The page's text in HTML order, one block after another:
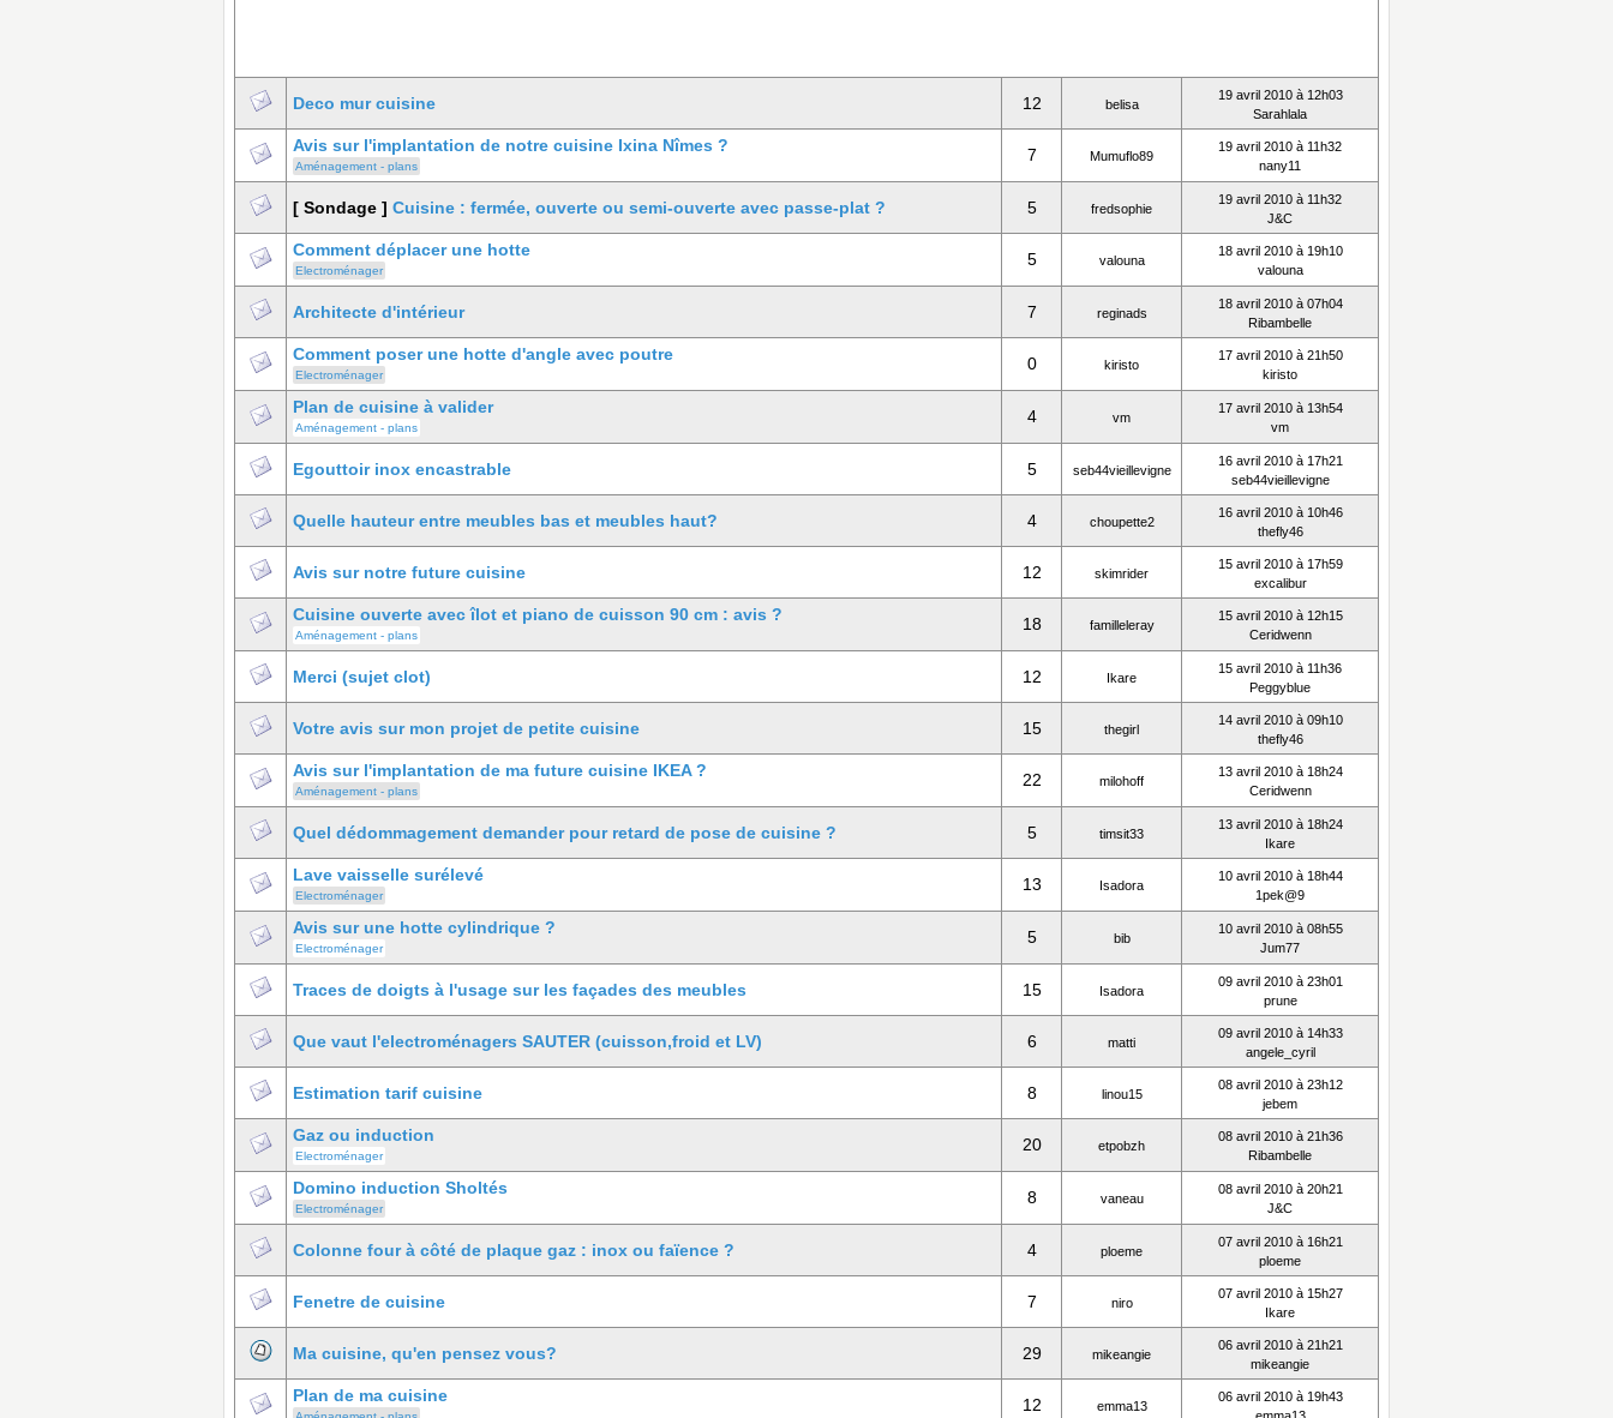
Deco mur cuisine 12 belisa
19 avril 2010 à 12h03
Sarahlala
Avis sur l'implantation de notre cuisine Ixina Nîmes ?
Aménagement - plans
7 Mumuflo89
19 avril 2010 à 11h32
nany11
[ Sondage ] Cuisine : fermée, ouverte ou semi-ouverte avec passe-plat ? 5 fredsophie
19 avril 2010 à 11h32
J&C
Comment déplacer une hotte
Electroménager
5 valouna
18 avril 2010 à 19h10
valouna
Architecte d'intérieur 7 reginads
18 avril 2010 à 07h04
Ribambelle
Comment poser une hotte d'angle avec poutre
Electroménager
0 kiristo
17 avril 2010 à 21h50
kiristo
Plan de cuisine à valider
Aménagement - plans
4 vm
17 avril 2010 à 13h54
vm
Egouttoir inox encastrable 5 seb44vieillevigne
16 avril 2010 à 17h21
seb44vieillevigne
Quelle hauteur entre meubles bas et meubles haut? 4 choupette2
16 avril 2010 à 10h46
thefly46
Avis sur notre future cuisine 12 skimrider
15 avril 2010 à 17h59
excalibur
Cuisine ouverte avec îlot et piano de cuisson 90 cm : avis ?
Aménagement - plans
18 familleleray
15 avril 2010 à 12h15
Ceridwenn
Merci (sujet clot) 12 Ikare
15 avril 2010 à 11h36
Peggyblue
Votre avis sur mon projet de petite cuisine 15 thegirl
14 avril 2010 à 09h10
thefly46
Avis sur l'implantation de ma future cuisine IKEA ?
Aménagement - plans
22 milohoff
13 avril 2010 à 18h24
Ceridwenn
Quel dédommagement demander pour retard de pose de cuisine ? 5 timsit33
13 avril 2010 à 18h24
Ikare
Lave vaisselle surélevé
Electroménager
13 Isadora
10 avril 2010 à 18h44
1pek@9
Avis sur une hotte cylindrique ?
Electroménager
5 bib
10 avril 2010 à 08h55
Jum77
Traces de doigts à l'usage sur les façades des meubles 15 Isadora
09 avril 2010 à 23h01
prune
Que vaut l'electroménagers SAUTER (cuisson,froid et LV) 6 matti
09 avril 2010 à 14h33
angele_cyril
Estimation tarif cuisine 8 linou15
08 avril 2010 à 23h12
jebem
Gaz ou induction
Electroménager
20 etpobzh
08 avril 2010 à 21h36
Ribambelle
Domino induction Sholtés
Electroménager
8 vaneau
08 avril 2010 à 20h21
J&C
Colonne four à côté de plaque gaz : inox ou faïence ? 4 ploeme
07 avril 2010 à 16h21
ploeme
Fenetre de cuisine 7 niro
07 avril 2010 à 15h27
Ikare
Ma cuisine, qu'en pensez vous? 29 mikeangie
06 avril 2010 à 21h21
mikeangie
Plan de ma cuisine 12 emma13
06 avril 2010 à 19h43